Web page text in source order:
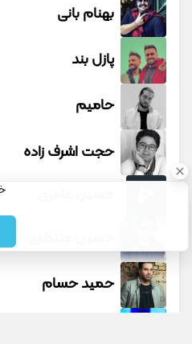
بهنام بانی
پازل بند
حامیم
حجت اشرف زاده
حمید حسام